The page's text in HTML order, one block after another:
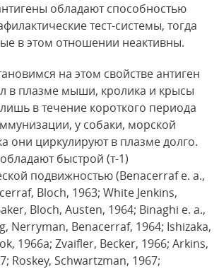
обладают способностью
тест-системы, тогда
в этом отношении неактивны.
на этом свойстве антиген
в плазме мыши, кролика и крысы
в течение короткого периода
у собаки, морской
они циркулируют в плазме долго.
быстрой (т-1)
подвижностью (Benacerraf е. а.,
Bloch, 1963; White Jenkins,
Bloch, Austen, 1964; Binaghi e. a.,
Nerryman, Benacerraf, 1964; Ishizaka,
1966a; Zvaifler, Becker, 1966; Arkins,
Roskey, Schwartzman, 1967;